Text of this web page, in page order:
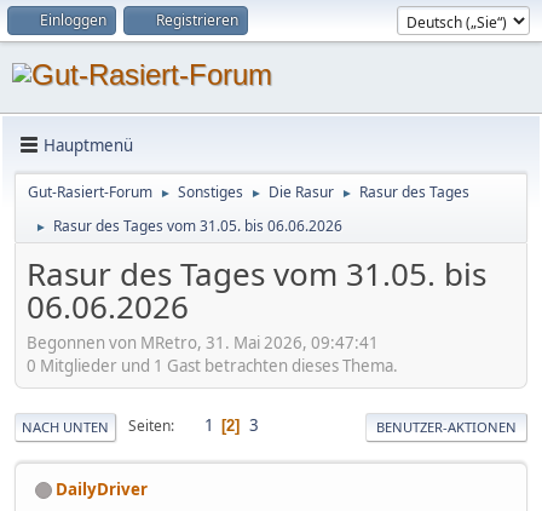
Einloggen Registrieren
Hauptmenü
Gut-Rasiert-Forum ► Sonstiges ► Die Rasur ► Rasur des Tages
► Rasur des Tages vom 31.05. bis 06.06.2026
Rasur des Tages vom 31.05. bis
06.06.2026
Begonnen von MRetro, 31. Mai 2026, 09:47:41
0 Mitglieder und 1 Gast betrachten dieses Thema.
NACH UNTEN Seiten 1 2 3 BENUTZER-AKTIONEN
DailyDriver